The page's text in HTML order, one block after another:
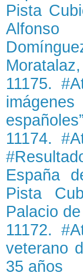
Pista
11175.
españoles”
11174.
España
Pista
Palacio
11172.
veterano
35 años